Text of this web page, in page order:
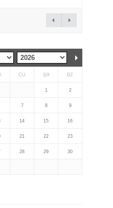
CÜ ŞƏ BZ
1 2
7 8 9
14 15 16
21 22 23
28 29 30